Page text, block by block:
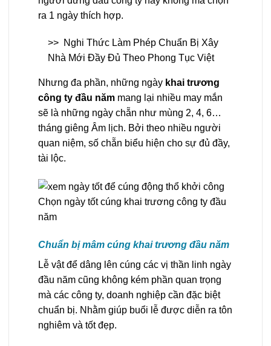
ra 1 ngày thích hợp.
>> Nghi Thức Làm Phép Chuẩn Bị Xây
Nhà Mới Đầy Đủ Theo Phong Tục Việt
Nhưng đa phần, những ngày khai trương
công ty đầu năm mang lại nhiều may mắn
sẽ là những ngày chẵn như mùng 2, 4, 6…
tháng giêng Âm lịch. Bởi theo nhiều người
quan niệm, số chẵn biểu hiện cho sự đủ đầy,
tài lộc.
Chọn ngày tốt cúng khai trương công ty đầu
năm
Chuẩn bị mâm cúng khai trương đầu năm
Lễ vật để dâng lên cúng các vị thần linh ngày
đầu năm cũng không kém phần quan trọng
mà các công ty, doanh nghiệp cần đặc biệt
chuẩn bị. Nhằm giúp buổi lễ được diễn ra tôn
nghiêm và tốt đẹp.